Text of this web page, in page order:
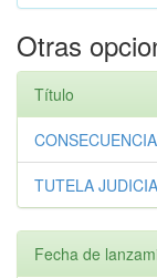
Otras
Título
TUTELA
Fecha de